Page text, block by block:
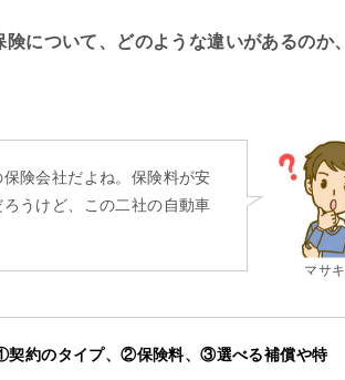
について、どのような違いがあるのか、
マサキ
険会社だよね。保険料が安
うけど、この二社の自動車
契約のタイプ、②保険料、③選べる補償や特